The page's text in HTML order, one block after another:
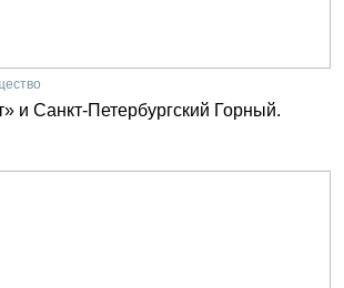
и Санкт-Петербургский Горный.